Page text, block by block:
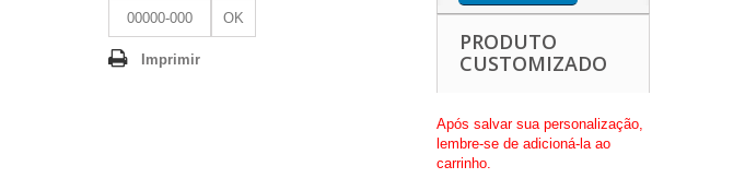
OK
Imprimir
PRODUTO
CUSTOMIZADO
Após salvar sua personalização,
lembre-se de adicioná-la ao
carrinho.